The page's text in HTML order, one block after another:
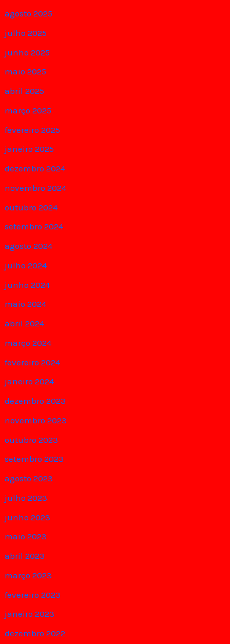
agosto 2025
julho 2025
junho 2025
maio 2025
abril 2025
março 2025
fevereiro 2025
janeiro 2025
dezembro 2024
novembro 2024
outubro 2024
setembro 2024
agosto 2024
julho 2024
junho 2024
maio 2024
abril 2024
março 2024
fevereiro 2024
janeiro 2024
dezembro 2023
novembro 2023
outubro 2023
setembro 2023
agosto 2023
julho 2023
junho 2023
maio 2023
abril 2023
março 2023
fevereiro 2023
janeiro 2023
dezembro 2022